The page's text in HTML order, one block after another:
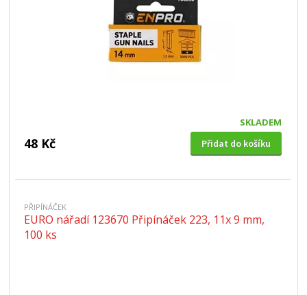
SKLADEM
48 Kč Přidat do košíku
PŘIPÍNÁČEK
EURO nářadí 123670 Připínáček 223, 11x 9 mm,
100 ks